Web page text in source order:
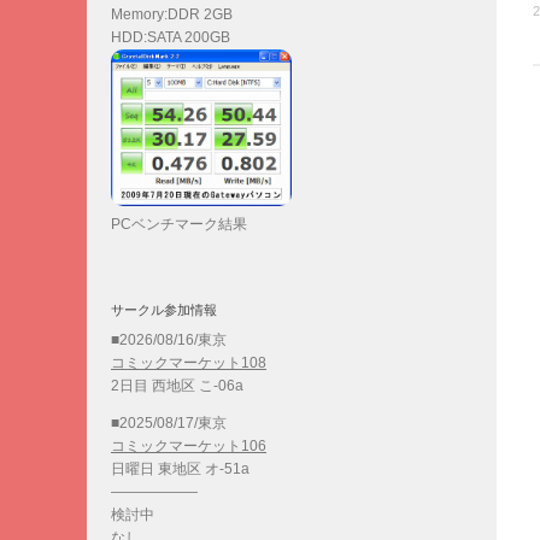
Memory:DDR 2GB
HDD:SATA 200GB
PCベンチマーク結果
サークル参加情報
■2026/08/16/東京
コミックマーケット108
2日目 西地区 こ-06a
■2025/08/17/東京
コミックマーケット106
日曜日 東地区 オ-51a
——————
検討中